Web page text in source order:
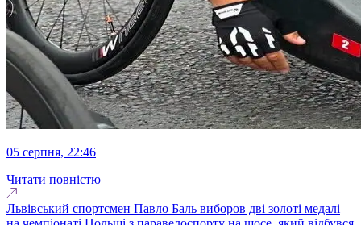
05 серпня, 22:46
Читати повністю
Львівський спортсмен Павло Баль виборов дві золоті медалі